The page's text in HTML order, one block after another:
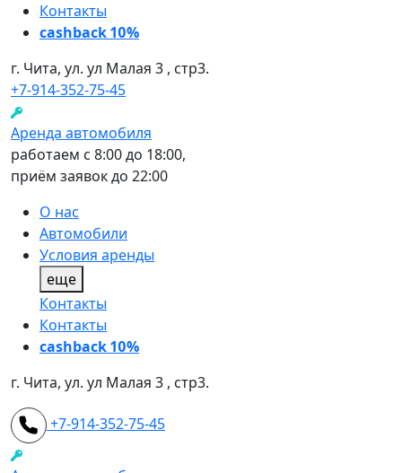
Контакты
cashback 10%
г. Чита, ул. ул Малая 3 , стр3.
+7-914-352-75-45
Аренда автомобиля
работаем с 8:00 до 18:00,
приём заявок до 22:00
О нас
Автомобили
Условия аренды
еще
Контакты
Контакты
cashback 10%
г. Чита, ул. ул Малая 3 , стр3.
+7-914-352-75-45